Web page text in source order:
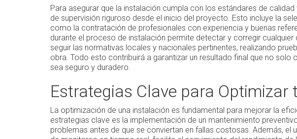
Para asegurar que la instalación cumpla con los estándares de
de supervisión riguroso desde el inicio del proyecto. Esto incluye la
como la contratación de profesionales con experiencia y buenas
durante el proceso de instalación permite detectar y corregir
seguir las normativas locales y nacionales pertinentes, realizando
obra. Todo esto contribuirá a garantizar un resultado final que no solo
sea seguro y duradero.
Estrategias Clave para
La optimización de una instalación es fundamental para mejorar la
estrategias clave es la implementación de un mantenimiento
problemas antes de que se conviertan en fallas costosas. Además,